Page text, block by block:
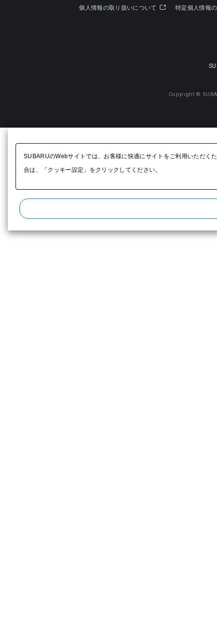
個人情報の取り扱いについて 特定個人情報
Copyright ©
SUBARUのWebサイトでは、お客様に快適にサイトをご利用いただく
合は、「クッキー設定」をクリックしてください。​